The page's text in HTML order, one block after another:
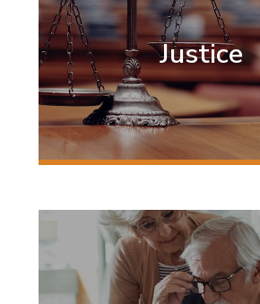
Justice